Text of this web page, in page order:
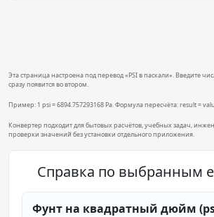
Эта страница настроена под перевод «PSI в паскали». Введите
сразу появится во втором.
Пример: 1 psi = 6894.757293168 Pa. Формула пересчёта: result =
Конвертер подходит для бытовых расчётов, учебных задач,
проверки значений без установки отдельного приложения.
Справка по выбранным
Фунт на квадратный дюйм